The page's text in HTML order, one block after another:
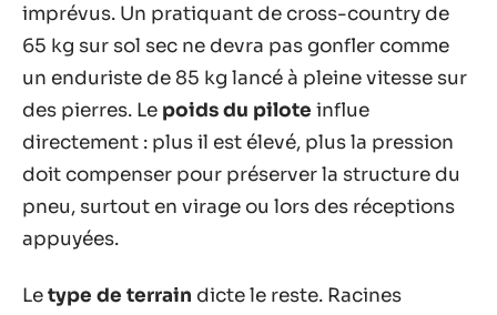
imprévus. Un pratiquant de cross-country de
65 kg sur sol sec ne devra pas gonfler comme
un enduriste de 85 kg lancé à pleine vitesse sur
des pierres. Le poids du pilote influe
directement : plus il est élevé, plus la pression
doit compenser pour préserver la structure du
pneu, surtout en virage ou lors des réceptions
appuyées.
Letype de terrain dicte le reste. Racines